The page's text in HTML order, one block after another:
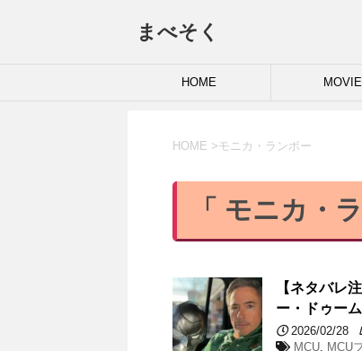
まべそく
HOME MOVIE
HOME >モニカ・ランボー
「 モニカ・
【ネタバレ
ー・ドゥー
2026/02/28
MCU
MCU